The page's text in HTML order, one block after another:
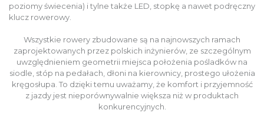
poziomy świecenia) i tylne także LED, stopkę a nawet podręczny
klucz rowerowy.
Wszystkie rowery zbudowane są na najnowszych ramach
zaprojektowanych przez polskich inżynierów, ze szczególnym
uwzględnieniem geometrii miejsca położenia pośladków na
siodle, stóp na pedałach, dłoni na kierownicy, prostego ułożenia
kręgosłupa. To dzięki temu uważamy, że komfort i przyjemność
z jazdy jest nieporównywalnie większa niż w produktach
konkurencyjnych.